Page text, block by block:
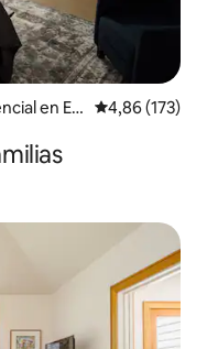
en En
Calificación
4,86 (173)